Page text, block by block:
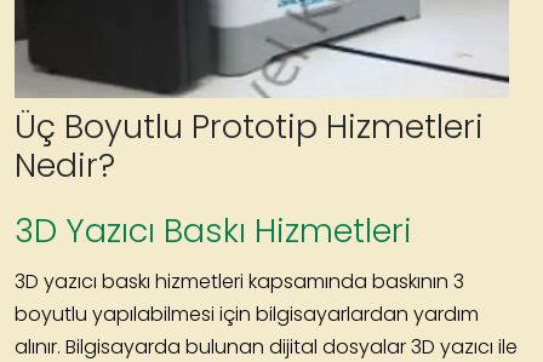
Üç Boyutlu Prototip Hizmetleri
Nedir?
3D Yazıcı Baskı Hizmetleri
3D yazıcı baskı hizmetleri kapsamında baskının 3
boyutlu yapılabilmesi için bilgisayarlardan yardım
alınır. Bilgisayarda bulunan dijital dosyalar 3D yazıcı ile